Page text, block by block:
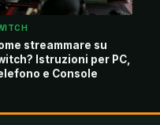
streammare su
Istruzioni per PC,
e Console